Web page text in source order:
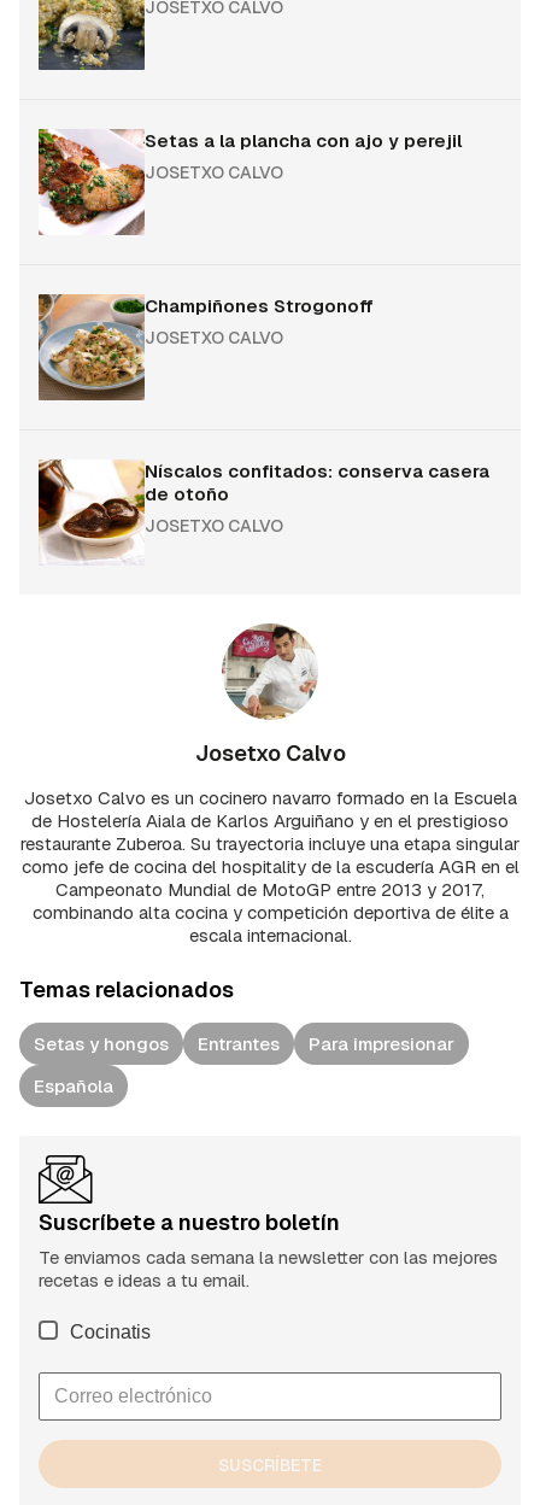
JOSETXO CALVO
Setas a la plancha con ajo y perejil
JOSETXO CALVO
Champiñones Strogonoff
JOSETXO CALVO
Níscalos confitados: conserva casera
de otoño
JOSETXO CALVO
Josetxo Calvo
Josetxo Calvo es un cocinero navarro formado en la Escuela
de Hostelería Aiala de Karlos Arguiñano y en el prestigioso
restaurante Zuberoa. Su trayectoria incluye una etapa singular
como jefe de cocina del hospitality de la escudería AGR en el
Campeonato Mundial de MotoGP entre 2013 y 2017,
combinando alta cocina y competición deportiva de élite a
escala internacional.
Temas relacionados
Setas y hongos Entrantes
Para impresionar
Española
Suscríbete a nuestro boletín
Te enviamos cada semana la newsletter con las mejores
recetas e ideas a tu email.
Cocinatis
SUSCRÍBETE